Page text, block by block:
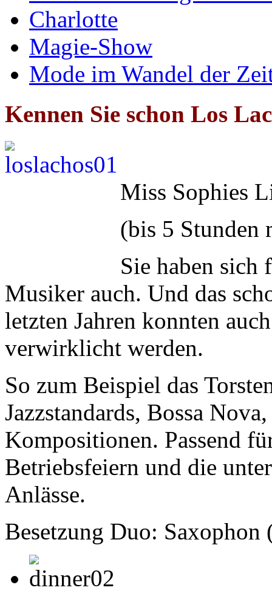
Charlotte
Magie-Show
Mode im Wandel der
Kennen Sie schon Los
Miss Sophies
(bis 5 Stunden
Sie haben sich
Musiker auch. Und das
letzten Jahren konnten
verwirklicht werden.
So zum Beispiel das
Jazzstandards, Bossa
Kompositionen. Passend
Betriebsfeiern und die
Anlässe.
Besetzung Duo: